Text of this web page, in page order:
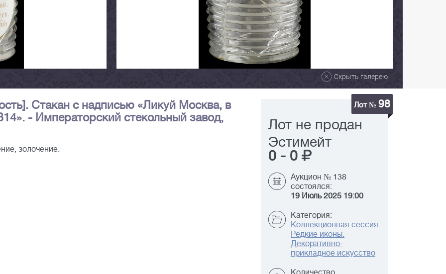
Скрыть галерею
Стакан с надписью «Ликуй Москва, в
- Императорский стекольный завод,
золочение.
Лот № 98
Лот не продан
Эстимейт
0 - 0
Аукцион № 138
состоялся:
19 Июль 2025 19:00
Категория:
Коллекционная сессия.
Редкие иконы.
Декоративно-
прикладное искусство